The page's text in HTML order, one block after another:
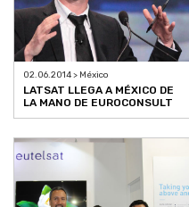
02.06.2014 > México
LATSAT LLEGA A MÉXICO DE
LA MANO DE EUROCONSULT